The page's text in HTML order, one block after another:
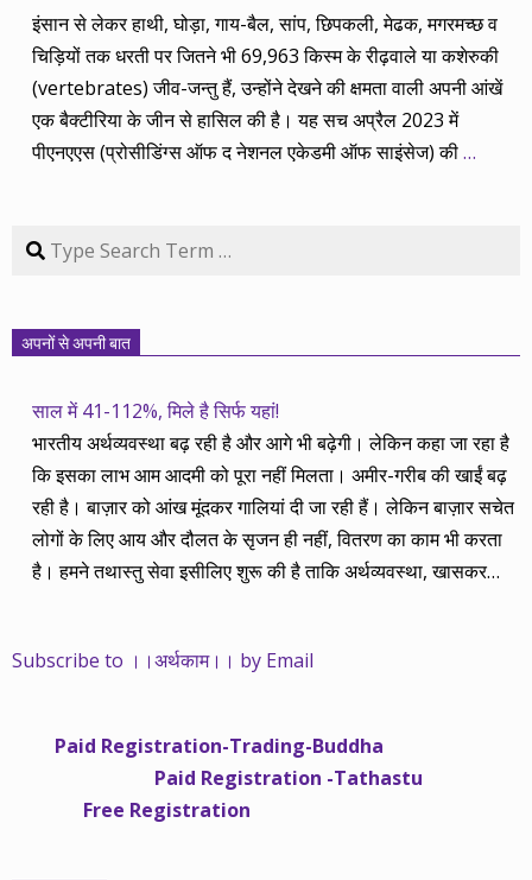
इंसान से लेकर हाथी, घोड़ा, गाय-बैल, सांप, छिपकली, मेढक, मगरमच्छ व
चिड़ियों तक धरती पर जितने भी 69,963 किस्म के रीढ़वाले या कशेरुकी
(vertebrates) जीव-जन्तु हैं, उन्होंने देखने की क्षमता वाली अपनी आंखें
एक बैक्टीरिया के जीन से हासिल की है। यह सच अप्रैल 2023 में
पीएनएएस (प्रोसीडिंग्स ऑफ द नेशनल एकेडमी ऑफ साइंसेज) की…
Search
अपनों से अपनी बात
साल में 41-112%, मिले है सिर्फ यहां!
भारतीय अर्थव्यवस्था बढ़ रही है और आगे भी बढ़ेगी। लेकिन कहा जा रहा है
कि इसका लाभ आम आदमी को पूरा नहीं मिलता। अमीर-गरीब की खाईं बढ़
रही है। बाज़ार को आंख मूंदकर गालियां दी जा रही हैं। लेकिन बाज़ार सचेत
लोगों के लिए आय और दौलत के सृजन ही नहीं, वितरण का काम भी करता
है। हमने तथास्तु सेवा इसीलिए शुरू की है ताकि अर्थव्यवस्था, खासकर
महंगाई की दर 10 प्रतिशत से ऊपर रहती है। वे भागकर जाते हैं सोने और
साढ़े चार सालों से अर्थकाम से जुड़े हैं, वे हमारी ईमानदारी और सत्यनिष्ठा से
भलीभांति वाकिफ हैं। शुरू में हम भी कच्चे थे तो बाज़ार के उस्तादों के जाल
में फंस गए। गलतियां कीं। लेकिन जैसे ही समझ में आया, खटाक से उनसे
Subscribe to ।।अर्थकाम।। by Email
Paid Registration-Trading-Buddha
Paid Registration -Tathastu
Free Registration